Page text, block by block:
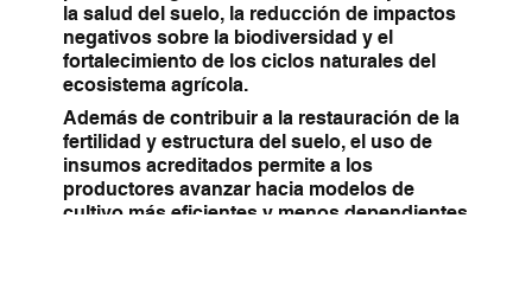
la salud del suelo, la reducción de impactos
negativos sobre la biodiversidad y el
fortalecimiento de los ciclos naturales del
ecosistema agrícola.
Además de contribuir a la restauración de la
fertilidad y estructura del suelo, el uso de
insumos acreditados permite a los
productores avanzar hacia modelos de
cultivo más eficientes y menos dependientes